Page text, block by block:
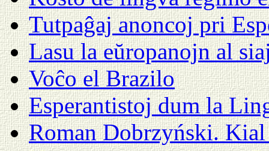
Tutpaĝaj anoncoj pri
Lasu la eŭropanojn al
Voĉo el Brazilo
Esperantistoj dum la
Roman Dobrzyński.